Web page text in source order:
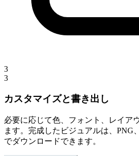
3
3
カスタマイズと書き出し
必要に応じて色、フォント、レイア
ます。完成したビジュアルは、PNG
でダウンロードできます。